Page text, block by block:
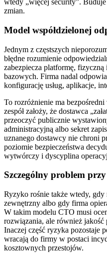
wtedy „więcej security”.
zmian.
Model współdzielonej
Jednym z częstszych
błędne rozumienie
zabezpiecza platformę, fizyczną
bazowych. Firma nadal
konfigurację usług, aplikacje,
To rozróżnienie ma
zespół założy, że dostawca
przeoczyć publicznie
administracyjną albo sekret
uznanego dostawcy nie chroni
poziomie bezpieczeństwa
wytwórczy i dyscyplina
Szczególny problem
Ryzyko rośnie także wtedy,
zewnętrzny albo gdy firma
W takim modelu CTO musi
rozwiązania, ale również
Inaczej część ryzyka pozostaje
wracają do firmy w postaci
kosztownych przestojów.